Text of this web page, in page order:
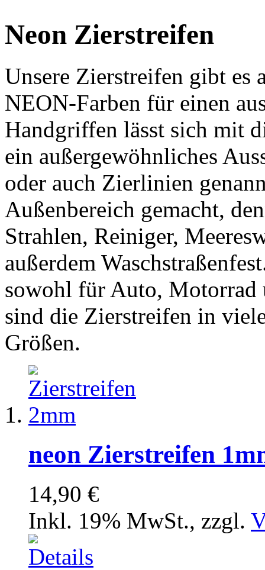
Neon Zierstreifen
Unsere Zierstreifen gibt es
NEON-Farben für einen
Handgriffen lässt sich mit
ein außergewöhnliches
oder auch Zierlinien
Außenbereich gemacht,
Strahlen, Reiniger,
außerdem
sowohl für Auto, Motorrad
sind die Zierstreifen in
Größen.
neon Zierstreifen
14,90 €
Inkl. 19% MwSt., zzgl.